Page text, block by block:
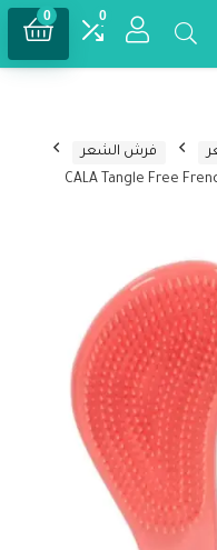
0
0
فرش الشعر